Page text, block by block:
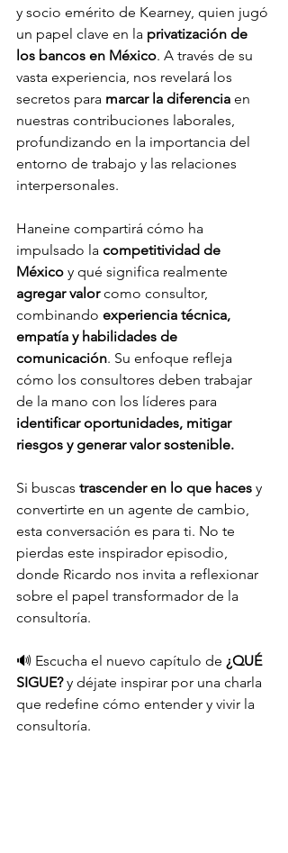
y socio emérito de Kearney, quien jugó
un papel clave en la privatización de
los bancos en México. A través de su
vasta experiencia, nos revelará los
secretos para marcar la diferencia en
nuestras contribuciones laborales,
profundizando en la importancia del
entorno de trabajo y las relaciones
interpersonales.
Haneine compartirá cómo ha
impulsado la competitividad de
México y qué significa realmente
agregar valor como consultor,
combinando experiencia técnica,
empatía y habilidades de
comunicación. Su enfoque refleja
cómo los consultores deben trabajar
de la mano con los líderes para
identificar oportunidades, mitigar
riesgos y generar valor sostenible.
Si buscas trascender en lo que haces y
convertirte en un agente de cambio,
esta conversación es para ti. No te
pierdas este inspirador episodio,
donde Ricardo nos invita a reflexionar
sobre el papel transformador de la
consultoría.
🔊 Escucha el nuevo capítulo de ¿QUÉ
SIGUE? y déjate inspirar por una charla
que redefine cómo entender y vivir la
consultoría.